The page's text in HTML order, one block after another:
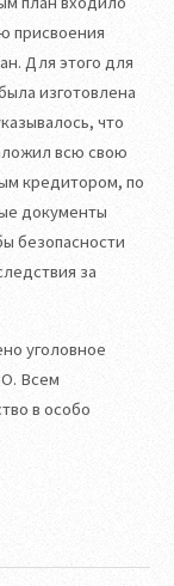
присвоения
Для этого для
изготовлена
что
всю свою
кредитором, по
документы
безопасности
за
уголовное
Всем
в особо